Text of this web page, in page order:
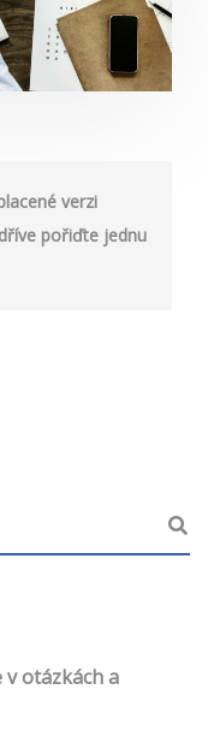
verzi
pořiďte jednu
v otázkách a